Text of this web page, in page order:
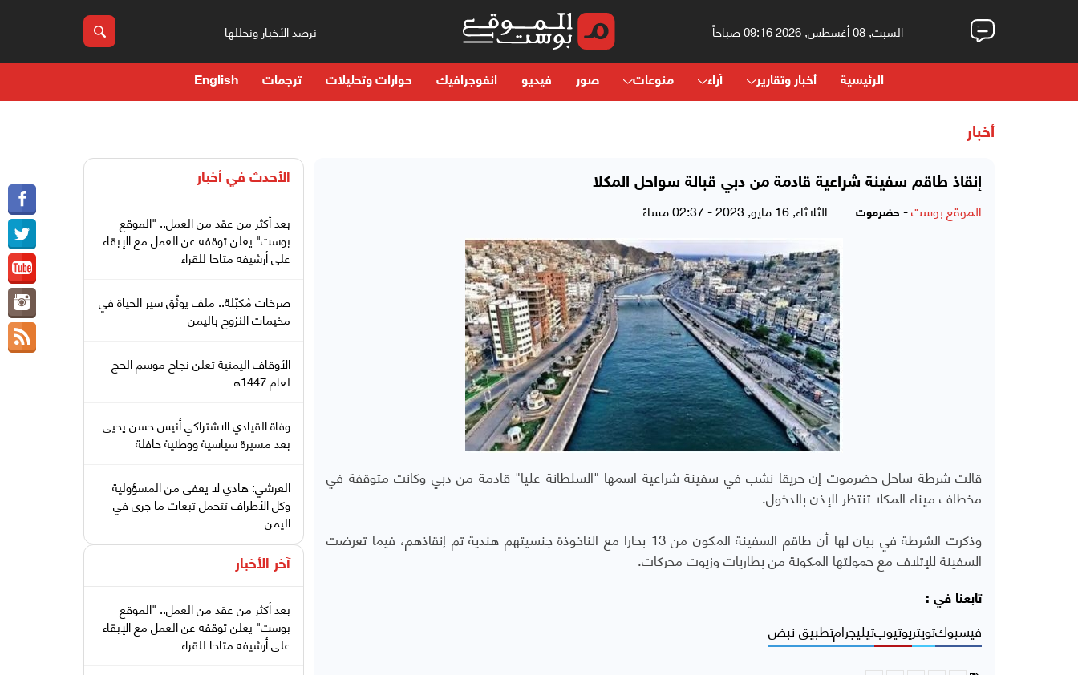
السبت, 08 أغسطس, 2026 09:16 صباحاً نرصد الأخبار ونحللها
الرئيسية أخبار وتقارير آراء منوعات صور فيديو انفوجرافيك حوارات وتحليلات ترجمات English
أخبار
إنقاذ طاقم سفينة شراعية قادمة من دبي قبالة سواحل المكلا
الموقع بوست- حضرموت الثلاثاء, 16 مايو, 2023 - 02:37 مساءً
قالت شرطة ساحل حضرموت إن حريقا نشب في سفينة شراعية اسمها "السلطانة عليا" قادمة من دبي وكانت متوقفة في
مخطاف ميناء المكلا تنتظر الإذن بالدخول.
وذكرت الشرطة في بيان لها أن طاقم السفينة المكون من 13 بحارا مع الناخوذة جنسيتهم هندية تم إنقاذهم، فيما تعرضت
السفينة للإتلاف مع حمولتها المكونة من بطاريات وزيوت محركات.
تابعنا في :
فيسبوكتويتريوتيوبتيليجرامتطبيق نبض
الأحدث في أخبار
بعد أكثر من عقد من العمل.. "الموقع
بوست" يعلن توقفه عن العمل مع الإبقاء
على أرشيفه متاحا للقراء
صرخات مُكبّلة.. ملف يوثّق سير الحياة في
مخيمات النزوح باليمن
الأوقاف اليمنية تعلن نجاح موسم الحج
لعام 1447هـ
وفاة القيادي الاشتراكي أنيس حسن يحيى
بعد مسيرة سياسية ووطنية حافلة
العرشي: هادي لا يعفى من المسؤولية
وكل الأطراف تتحمل تبعات ما جرى في
اليمن
آخر الأخبار
بعد أكثر من عقد من العمل.. "الموقع
بوست" يعلن توقفه عن العمل مع الإبقاء
على أرشيفه متاحا للقراء